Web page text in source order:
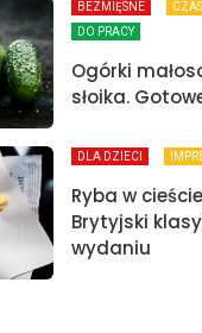
BEZMIĘSNE
DO PRACY
Ogórki
słoika.
DLA DZIECI
Ryba w
Brytyjski
wydaniu